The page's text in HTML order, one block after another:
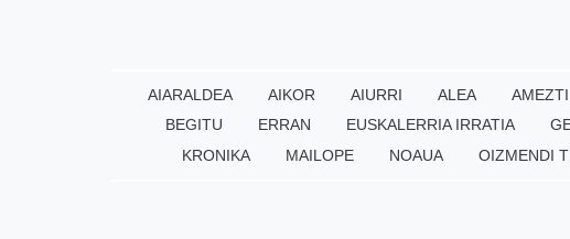
AIARALDEA AIKOR AIURRI ALEA AMEZTI
BEGITU
ERRAN EUSKALERRIA IRRATIA
KRONIKA
MAILOPE NOAUA OIZMENDI